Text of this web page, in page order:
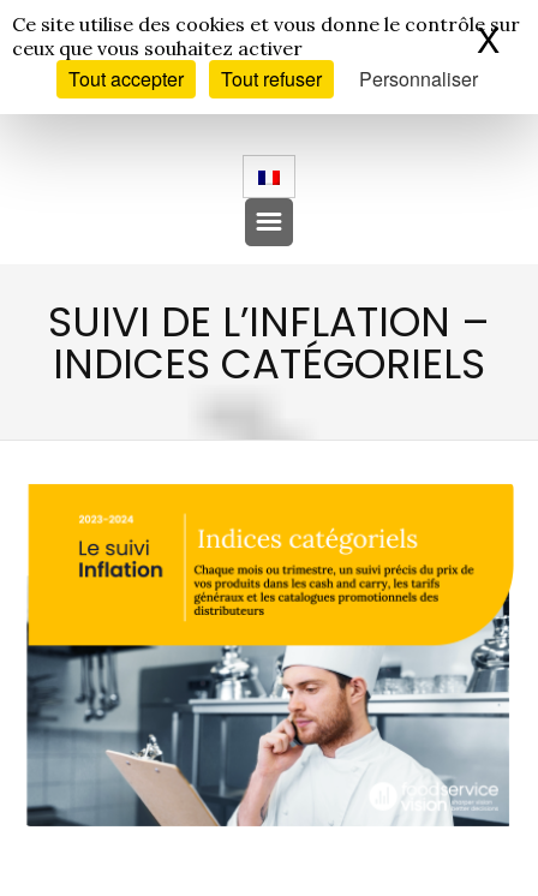
Panneau de gestion des cookies
Ce site utilise des cookies et vous donne le contrôle sur
ceux que vous souhaitez activer
Tout accepter Tout refuser Personnaliser
X
SUIVI DE L’INFLATION –
INDICES CATÉGORIELS